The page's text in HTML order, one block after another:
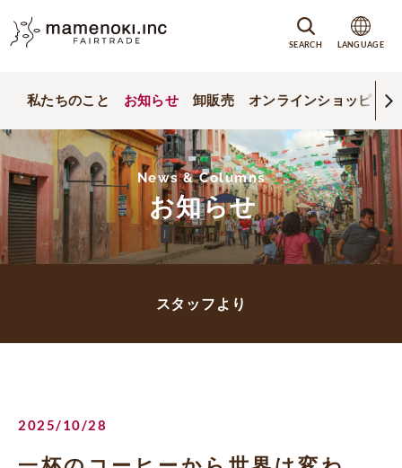
SEARCH LANGUAGE
私たちのこと お知らせ 卸販売 オンラインショッピング
News & Columns
お知らせ
スタッフより
2025/10/28